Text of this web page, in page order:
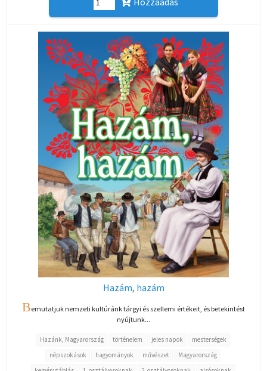
Hazám, hazám
Bemutatjuk nemzeti kultúránk tárgyi és szellemi értékeit, és betekintést
nyújtunk...
Hazánk, Magyarország történelem jeles napok
mesterségek
népszokások
hagyományok művészet
Magyarország